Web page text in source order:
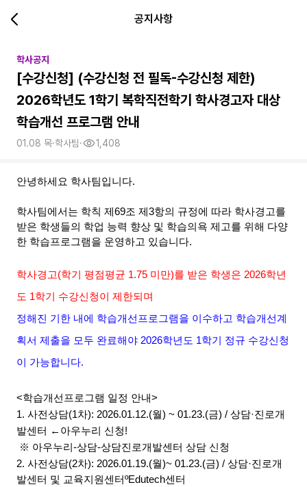
공지사항
학사공지
[수강신청] (수강신청 전 필독-수강신청 제한)
2026학년도 1학기 복학직전학기 학사경고자 대상
학습개선 프로그램 안내
01.08 목·학사팀· 1,408
안녕하세요 학사팀입니다.
학사팀에서는 학칙 제69조 제3항의 규정에 따라 학사경고를
받은 학생들의 학업 능력 향상 및 학습의욕 제고를 위해 다양
한 학습프로그램을 운영하고 있습니다.
학사경고(학기 평점평균 1.75 미만)를 받은 학생은 2026학년
도 1학기 수강신청이 제한되며
정해진 기한 내에 학습개선프로그램을 이수하고 학습개선계
획서 제출을 모두 완료해야 2026학년도 1학기 정규 수강신청
이 가능합니다.
<학습개선프로그램 일정 안내>
1. 사전상담(1차): 2026.01.12.(월) ~ 01.23.(금) / 상담·진로개
발센터 ←아우누리 신청!
※ 아우누리-상담-상담진로개발센터 상담 신청
2. 사전상담(2차): 2026.01.19.(월)~ 01.23.(금) / 상담·진로개
발센터 및 교육지원센터ºEdutech센터